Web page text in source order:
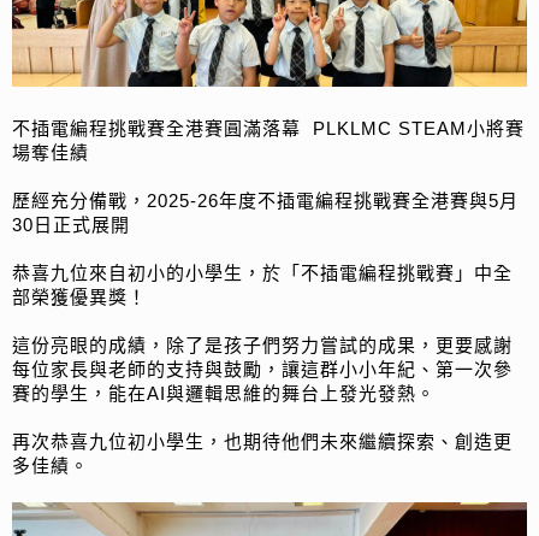
不插電編程挑戰賽全港賽圓滿落幕 PLKLMC STEAM小將賽
場奪佳績
歷經充分備戰，2025-26年度不插電編程挑戰賽全港賽與5月
30日正式展開
恭喜九位來自初小的小學生，於「不插電編程挑戰賽」中全
部榮獲優異獎！
這份亮眼的成績，除了是孩子們努力嘗試的成果，更要感謝
每位家長與老師的支持與鼓勵，讓這群小小年紀、第一次參
賽的學生，能在AI與邏輯思維的舞台上發光發熱。
再次恭喜九位初小學生，也期待他們未來繼續探索、創造更
多佳績。